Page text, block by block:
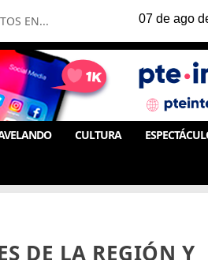
EN...
CULTURA
DE LA REGIÓN Y